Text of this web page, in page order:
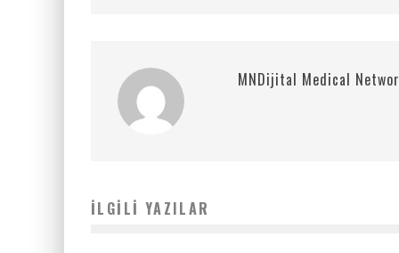
MNDijital Medical
İLGILI YAZILAR